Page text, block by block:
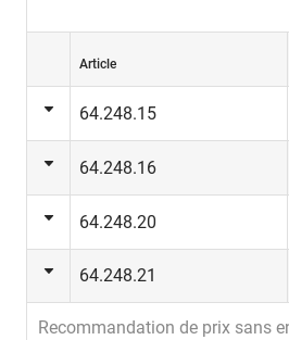
Article
64.248.15
64.248.16
64.248.20
64.248.21
Recommandation de prix sans